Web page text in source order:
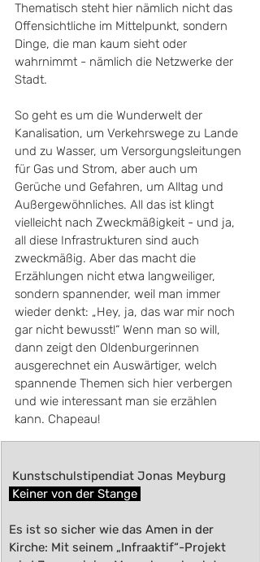
Thematisch steht hier nämlich nicht das
Offensichtliche im Mittelpunkt, sondern
Dinge, die man kaum sieht oder
wahrnimmt - nämlich die Netzwerke der
Stadt.
So geht es um die Wunderwelt der
Kanalisation, um Verkehrswege zu Lande
und zu Wasser, um Versorgungsleitungen
für Gas und Strom, aber auch um
Gerüche und Gefahren, um Alltag und
Außergewöhnliches. All das ist klingt
vielleicht nach Zweckmäßigkeit - und ja,
all diese Infrastrukturen sind auch
zweckmäßig. Aber das macht die
Erzählungen nicht etwa langweiliger,
sondern spannender, weil man immer
wieder denkt: „Hey, ja, das war mir noch
gar nicht bewusst!“ Wenn man so will,
dann zeigt den Oldenburgerinnen
ausgerechnet ein Auswärtiger, welch
spannende Themen sich hier verbergen
und wie interessant man sie erzählen
kann. Chapeau!
Kunstschulstipendiat Jonas Meyburg
Keiner von der Stange
Es ist so sicher wie das Amen in der
Kirche: Mit seinem „Infraaktif“-Projekt